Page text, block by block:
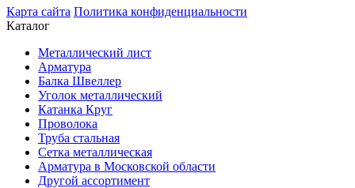
Карта сайта Политика конфиденциальности
Каталог
Металлический лист
Арматура
Балка Швеллер
Уголок металлический
Катанка Круг
Проволока
Труба стальная
Сетка металлическая
Арматура в Московской области
Другой ассортимент